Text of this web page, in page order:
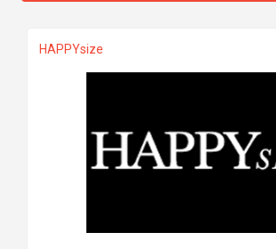
HAPPYsize